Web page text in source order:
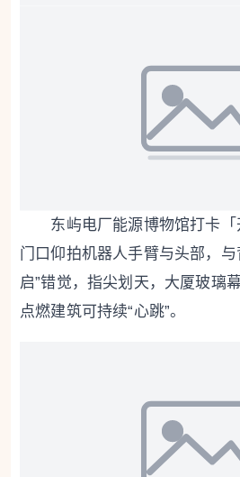
东屿电厂能源博物馆打卡
门口仰拍机器人手臂与头部，
启”错觉，指尖划天，大厦玻璃
点燃建筑可持续“心跳”。